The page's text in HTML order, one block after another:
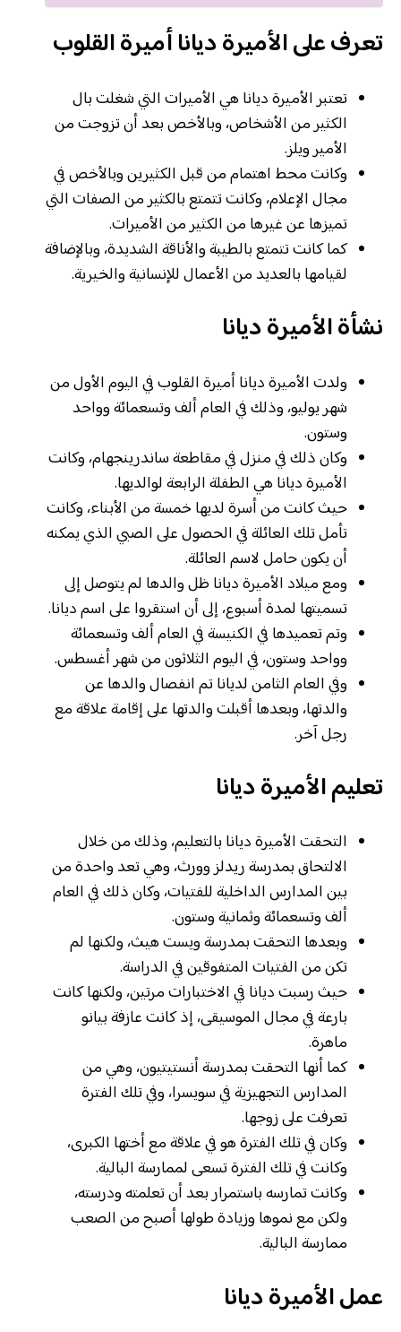
تعرف على الأميرة ديانا أميرة القلوب
تعتبر الأميرة ديانا هي الأميرات التي شغلت بال
الكثير من الأشخاص، وبالأخص بعد أن تزوجت من
الأمير ويلز.
وكانت محط اهتمام من قبل الكثيرين وبالأخص في
مجال الإعلام، وكانت تتمتع بالكثير من الصفات التي
تميزها عن غيرها من الكثير من الأميرات.
كما كانت تتمتع بالطيبة والأناقة الشديدة، وبالإضافة
لقيامها بالعديد من الأعمال للإنسانية والخيرية.
نشأة الأميرة ديانا
ولدت الأميرة ديانا أميرة القلوب في اليوم الأول من
شهر يوليو، وذلك في العام ألف وتسعمائة وواحد
وستون.
وكان ذلك في منزل في مقاطعة ساندرينجهام، وكانت
الأميرة ديانا هي الطفلة الرابعة لوالديها.
حيث كانت من أسرة لديها خمسة من الأبناء، وكانت
تأمل تلك العائلة في الحصول على الصبي الذي يمكنه
أن يكون حامل لاسم العائلة.
ومع ميلاد الأميرة ديانا ظل والدها لم يتوصل إلى
تسميتها لمدة أسبوع، إلى أن استقروا على اسم ديانا.
وتم تعميدها في الكنيسة في العام ألف وتسعمائة
وواحد وستون، في اليوم الثلاثون من شهر أغسطس.
وفي العام الثامن لديانا تم انفصال والدها عن
والدتها، وبعدها أقبلت والدتها على إقامة علاقة مع
رجل آخر.
تعليم الأميرة ديانا
التحقت الأميرة ديانا بالتعليم، وذلك من خلال
الالتحاق بمدرسة ريدلز وورث، وهي تعد واحدة من
بين المدارس الداخلية للفتيات، وكان ذلك في العام
ألف وتسعمائة وثمانية وستون.
وبعدها التحقت بمدرسة ويست هيث، ولكنها لم
تكن من الفتيات المتفوقين في الدراسة.
حيث رسبت ديانا في الاختبارات مرتين، ولكنها كانت
بارعة في مجال الموسيقى، إذ كانت عازفة بيانو
ماهرة.
كما أنها التحقت بمدرسة أنستيتيون، وهي من
المدارس التجهيزية في سويسرا، وفي تلك الفترة
تعرفت على زوجها.
وكان في تلك الفترة هو في علاقة مع أختها الكبرى،
وكانت في تلك الفترة تسعى لممارسة البالية.
وكانت تمارسه باستمرار بعد أن تعلمته ودرسته،
ولكن مع نموها وزيادة طولها أصبح من الصعب
ممارسة البالية.
عمل الأميرة ديانا